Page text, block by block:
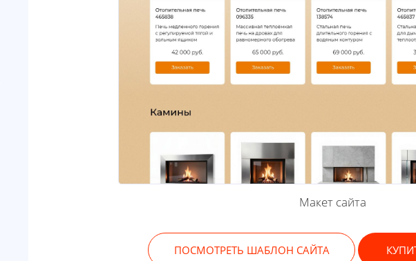
Макет сайта
ПОСМОТРЕТЬ ШАБЛОН САЙТА